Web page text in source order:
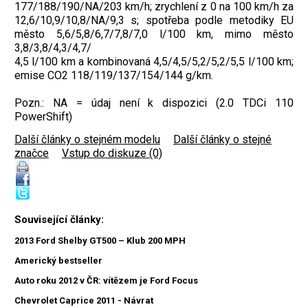
177/188/190/NA/203 km/h; zrychlení z 0 na 100 km/h za
12,6/10,9/10,8/NA/9,3 s; spotřeba podle metodiky EU
město 5,6/5,8/6,7/7,8/7,0 l/100 km, mimo město
3,8/3,8/4,3/4,7/
4,5 l/100 km a kombinovaná 4,5/4,5/5,2/5,2/5,5 l/100 km;
emise CO2 118/119/137/154/144 g/km.
Pozn.: NA = údaj není k dispozici (2.0 TDCi 110
PowerShift)
Další články o stejném modelu
Další články o stejné
značce
Vstup do diskuze (0)
Související články:
2013 Ford Shelby GT500 – Klub 200 MPH
Americký bestseller
Auto roku 2012 v ČR: vítězem je Ford Focus
Chevrolet Caprice 2011 - Návrat